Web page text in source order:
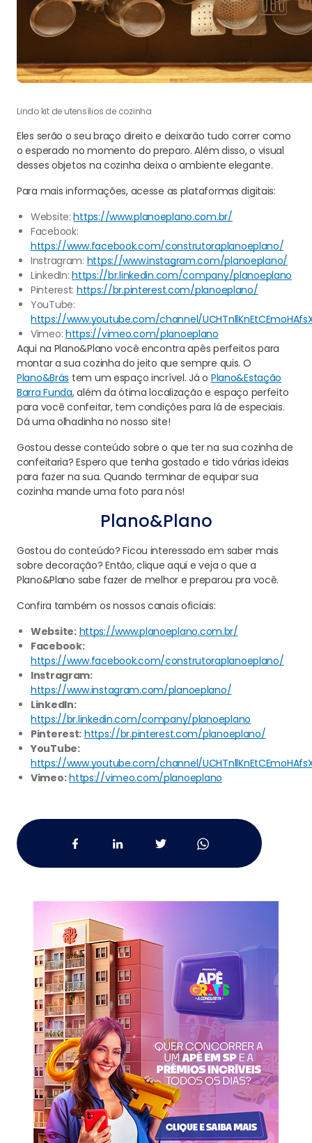
Lindo kit de utensílios de cozinha
Eles serão o seu braço direito e deixarão tudo correr como
o esperado no momento do preparo. Além disso, o visual
desses objetos na cozinha deixa o ambiente elegante.
Para mais informações, acesse as plataformas digitais:
Website:https://www.planoeplano.com.br/
Facebook:
https://www.facebook.com/construtoraplanoeplano/
Instragram: https://www.instagram.com/planoeplano/
LinkedIn:https://br.linkedin.com/company/planoeplano
Pinterest: https://br.pinterest.com/planoeplano/
YouTube:
https://www.youtube.com/channel/
Vimeo:https://vimeo.com/planoeplano
Aqui na Plano&Plano você encontra apês perfeitos para
montar a sua cozinha do jeito que sempre quis. O
Plano&Brás tem um espaço incrível. Já o Plano&Estação
Barra Funda, além da ótima localização e espaço perfeito
para você confeitar, tem condições para lá de especiais.
Dá uma olhadinha no nosso site!
Gostou desse conteúdo sobre o que ter na sua cozinha de
confeitaria? Espero que tenha gostado e tido várias ideias
para fazer na sua. Quando terminar de equipar sua
cozinha mande uma foto para nós!
Plano&Plano
Gostou do conteúdo? Ficou interessado em saber mais
sobre decoração? Então, clique aqui e veja o que a
Plano&Plano sabe fazer de melhor e preparou pra você.
Confira também os nossos canais oficiais:
Website: https://www.planoeplano.com.br/
Facebook:
https://www.facebook.com/construtoraplanoeplano/
Instragram:
https://www.instagram.com/planoeplano/
LinkedIn:
https://br.linkedin.com/company/planoeplano
Pinterest: https://br.pinterest.com/planoeplano/
YouTube:
https://www.youtube.com/channel/
Vimeo:https://vimeo.com/planoeplano